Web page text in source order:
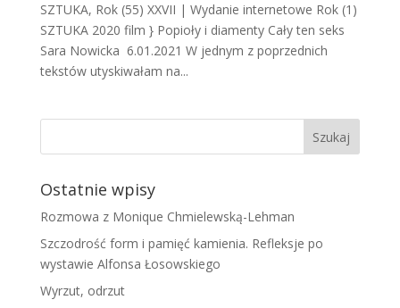
SZTUKA, Rok (55) XXVII | Wydanie internetowe Rok (1)
SZTUKA 2020 film } Popioły i diamenty Cały ten seks
Sara Nowicka 6.01.2021 W jednym z poprzednich
tekstów utyskiwałam na...
Ostatnie wpisy
Rozmowa z Monique Chmielewską-Lehman
Szczodrość form i pamięć kamienia. Refleksje po
wystawie Alfonsa Łosowskiego
Wyrzut, odrzut